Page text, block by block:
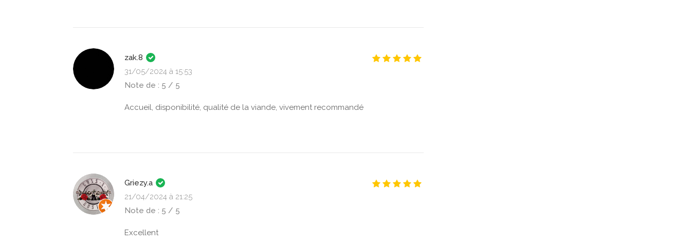
zak.8
31/05/2024 à 15:53
Note de : 5 / 5
Accueil, disponibilité, qualité de la viande, vivement recommandé
Griezy.a
21/04/2024 à 21:25
Note de : 5 / 5
Excellent